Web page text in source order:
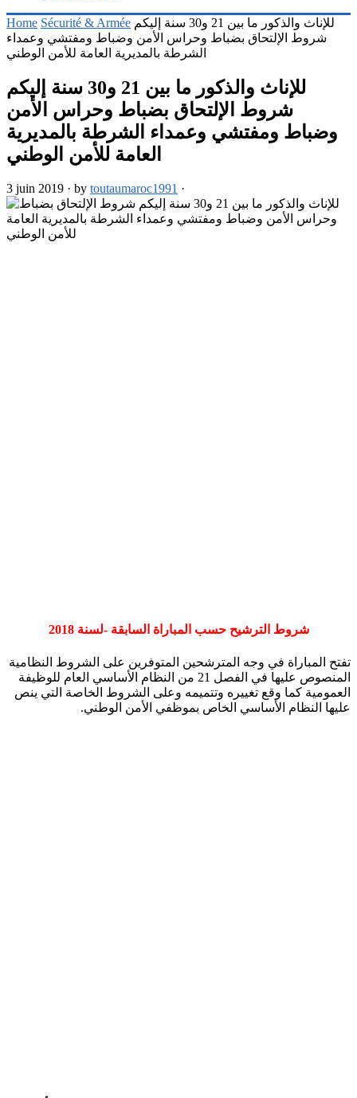
Home Sécurité & Armée للإناث والذكور ما بين 21 و30 سنة إليكم
شروط الإلتحاق بضباط وحراس الأمن وضباط ومفتشي وعمداء
الشرطة بالمديرية العامة للأمن الوطني
للإناث والذكور ما بين 21 و30 سنة إليكم
شروط الإلتحاق بضباط وحراس الأمن
وضباط ومفتشي وعمداء الشرطة بالمديرية
العامة للأمن الوطني
3 juin 2019 · by toutaumaroc1991 ·
شروط الترشيح حسب المباراة السابقة -لسنة 2018
تفتح المباراة في وجه المترشحين المتوفرين على الشروط النظامية
المنصوص عليها في الفصل 21 من النظام الأساسي العام للوظيفة
العمومية كما وقع تغييره وتتميمه وعلى الشروط الخاصة التي ينص
عليها النظام الأساسي الخاص بموظفي الأمن الوطني.